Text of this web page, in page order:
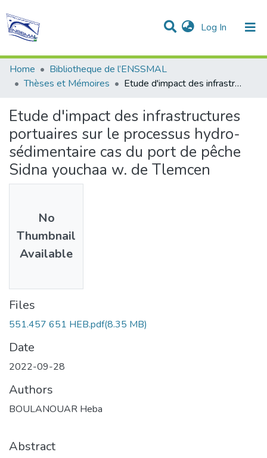
Log In (current)
Communities & Collections
Statistics
All of DSpace
Home
Bibliotheque de l’ENSSMAL
Thèses et Mémoires
Etude d'impact des infrastructures portuaires sur le processus hydro-sédimentaire cas du port de pêche Sidna youchaa w. de Tlemcen
Etude d'impact des infrastructures
portuaires sur le processus hydro-
sédimentaire cas du port de pêche
Sidna youchaa w. de Tlemcen
No
Thumbnail
Available
Files
551.457 651 HEB.pdf(8.35 MB)
Date
2022-09-28
Authors
BOULANOUAR Heba
Abstract